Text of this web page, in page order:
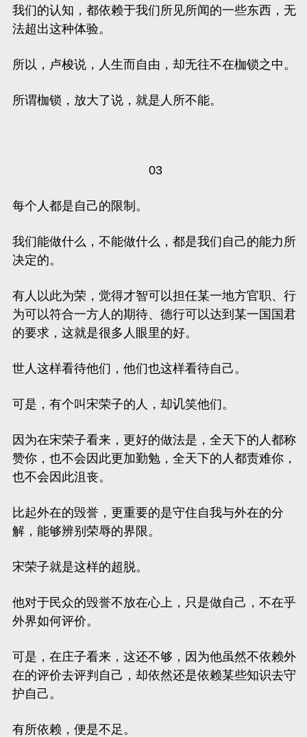
我们的认知，都依赖于我们所见所闻的一些东西，无
法超出这种体验。
所以，卢梭说， 人生而自由，却无往不在枷锁之中。
所谓枷锁，放大了说，就是人所不能。
03
每个人都是自己的限制。
我们能做什么，不能做什么，都是我们自己的能力所
决定的。
有人以此为荣，觉得才智可以担任某一地方官职、行
为可以符合一方人的期待、德行可以达到某一国国君
的要求，这就是很多人眼里的好。
世人这样看待他们，他们也这样看待自己。
可是，有个叫 宋荣子的人，却讥笑他们。
因为在宋荣子看来，更好的做法是，全天下的人都称
赞你，也不会因此更加勤勉，全天下的人都责难你，
也不会因此沮丧。
比起外在的毁誉，更重要的是守住自我与外在的分
解，能够辨别荣辱的界限。
宋荣子就是这样的超脱。
他对于民众的毁誉不放在心上，只是做自己，不在乎
外界如何评价。
可是，在庄子看来，这还不够，因为他虽然不依赖外
在的评价去评判自己，却依然还是依赖某些知识去守
护自己。
有所依赖，便是不足。